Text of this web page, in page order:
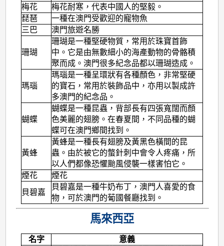
梅花
梅花耐寒，代表中國人的堅毅。
琵琶
一種在澳門受歡迎的寵物魚
三巴
澳門旅遊名勝
珊瑚
珊瑚是一種堅硬物質，常用於珠寶首飾
中。它是由無數細小的海產動物的骨骼積
聚而成。澳門很多紀念品都以珊瑚造成。
瑪瑙
瑪瑙是一種呈環狀有各種顏色，非常堅硬
的寶石，常用於裝飾品中，亦用以製成許
多澳門的紀念品。
蝴蝶
蝴蝶是一種昆蟲，背部長有四張寬闊而顏
色美麗的翅膀。在春夏間，不同品種的蝴
蝶可在澳門鄉間找到。
黃蜂
黃蜂是一種長有翅膀及黃黑色橫間的昆
蟲。由於被它的螫針刺中會令人疼痛，所
以人們都像恐懼颱風侵襲一樣害怕它。
煙花
煙花
貝碧嘉
貝碧嘉是一種牛奶布丁，澳門人喜愛的食
物，可於澳門的葡國餐廳找到。
馬來西亞
名字
意義